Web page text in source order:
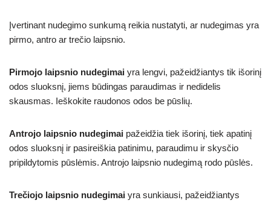
Įvertinant nudegimo sunkumą reikia nustatyti, ar nudegimas yra
pirmo, antro ar trečio laipsnio.
Pirmojo laipsnio nudegimai yra lengvi, pažeidžiantys tik išorinį
odos sluoksnį, jiems būdingas paraudimas ir nedidelis
skausmas. Ieškokite raudonos odos be pūslių.
Antrojo laipsnio nudegimai pažeidžia tiek išorinį, tiek apatinį
odos sluoksnį ir pasireiškia patinimu, paraudimu ir skysčio
pripildytomis pūslėmis. Antrojo laipsnio nudegimą rodo pūslės.
Trečiojo laipsnio nudegimai yra sunkiausi, pažeidžiantys